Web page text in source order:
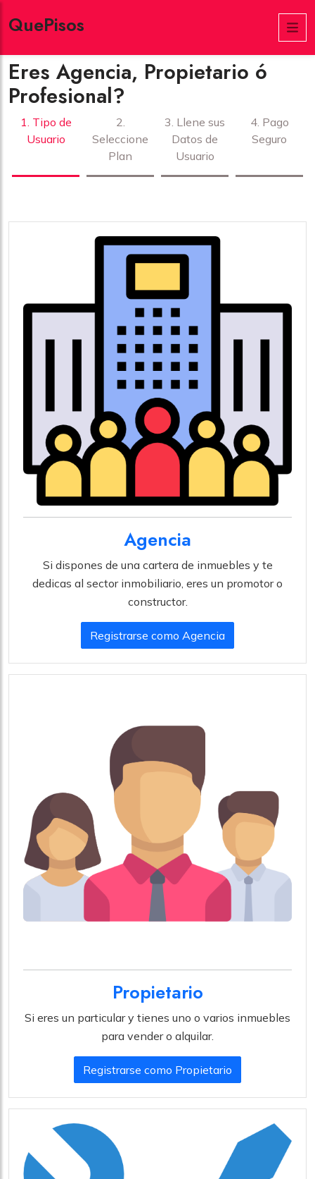
QuePisos
Eres Agencia, Propietario ó
Profesional?
1. Tipo de
Usuario
2.
Seleccione
Plan
3. Llene sus
Datos de
Usuario
4. Pago
Seguro
Agencia
Si dispones de una cartera de inmuebles y te
dedicas al sector inmobiliario, eres un promotor o
constructor.
Registrarse como Agencia
Propietario
Si eres un particular y tienes uno o varios inmuebles
para vender o alquilar.
Registrarse como Propietario